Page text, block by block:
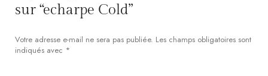
sur “echarpe Cold”
Votre adresse e-mail ne sera pas publiée. Les champs obligatoires sont
indiqués avec *